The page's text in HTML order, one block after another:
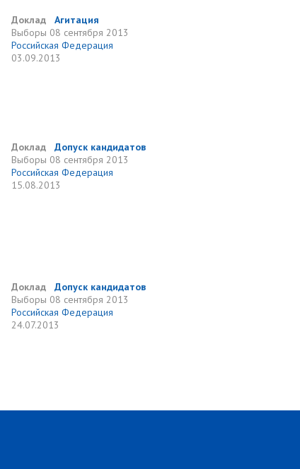
Доклад
Агитация
Выборы 08 сентября 2013
Российская Федерация
03.09.2013
Доклад
Допуск кандидатов
Выборы 08 сентября 2013
Российская Федерация
15.08.2013
Доклад
Допуск кандидатов
Выборы 08 сентября 2013
Российская Федерация
24.07.2013